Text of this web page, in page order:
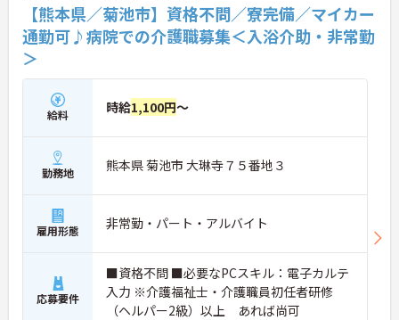
【熊本県／菊池市】資格不問／寮完備／マイカー
通勤可♪病院での介護職募集＜入浴介助・非常勤
＞
給料 時給1,100円～
勤務地 熊本県 菊池市 大琳寺７５番地３
雇用形態 非常勤・パート・アルバイト
応募要件
■資格不問 ■必要なPCスキル：電子カルテ
入力 ※介護福祉士・介護職員初任者研修
（ヘルパー2級）以上 あれば尚可